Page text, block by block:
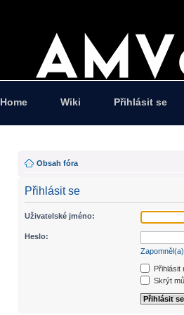
Home Wiki Přihlásit se
Obsah fóra
Přihlásit se
Uživatelské jméno:
Heslo:
Přihlásit
Skrýt